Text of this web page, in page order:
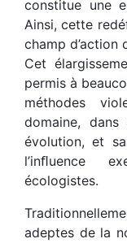
constitue une
Ainsi, cette
champ d’action
Cet
permis à
méthodes
domaine, dans
évolution, et
l’inﬂuence
écologistes.
adeptes de la